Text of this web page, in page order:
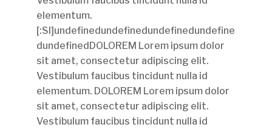
elementum.
[:Sl]undefinedundefinedundefinedundefine
dundefinedDOLOREM Lorem ipsum dolor
sit amet, consectetur adipiscing elit.
Vestibulum faucibus tincidunt nulla id
elementum. DOLOREM Lorem ipsum dolor
sit amet, consectetur adipiscing elit.
Vestibulum faucibus tincidunt nulla id